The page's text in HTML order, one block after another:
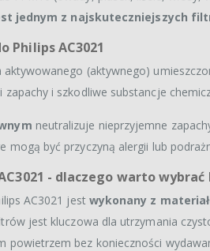
jednym z najskuteczniejszych
Philips AC3021
aktywowanego (aktywnego)
i szkodliwe substancje
neutralizuje nieprzyjemne
mogą być przyczyną alergii lub
- dlaczego warto
AC3021 jest wykonany z
jest kluczowa dla utrzymania
powietrzem bez konieczności